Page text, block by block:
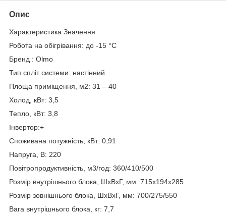
Опис
Характеристика Значення
Робота на обігрівання: до -15 °C
Бренд : Olmo
Тип спліт системи: настінний
Площа приміщення, м2: 31 – 40
Холод, кВт: 3,5
Тепло, кВт: 3,8
Інвертор:+
Споживана потужність, кВт: 0,91
Напруга, В: 220
Повітропродуктивність, м3/год: 360/410/500
Розмір внутрішнього блока, ШхВхГ, мм: 715x194x285
Розмір зовнішнього блока, ШхВхГ, мм: 700/275/550
Вага внутрішнього блока, кг: 7,7